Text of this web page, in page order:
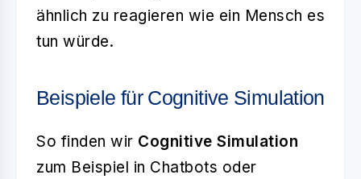
ähnlich zu reagieren wie ein Mensch es
tun würde.
Beispiele für Cognitive Simulation
So finden wir Cognitive Simulation
zum Beispiel in Chatbots oder